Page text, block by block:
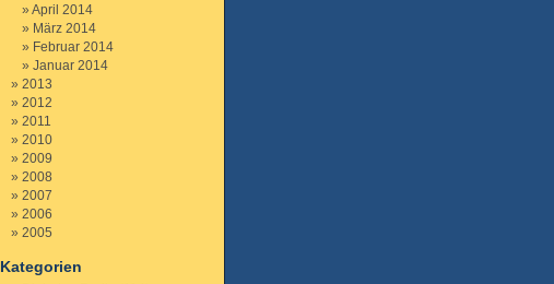
April 2014
März 2014
Februar 2014
Januar 2014
2013
2012
2011
2010
2009
2008
2007
2006
2005
Kategorien